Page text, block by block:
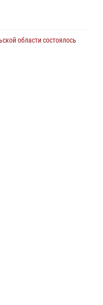
области состоялось
области приняли